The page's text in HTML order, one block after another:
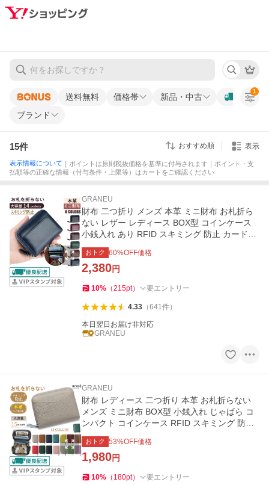
送料無料 価格帯
新品・中古
ブランド
1
15件 おすすめ順 表示
表示情報について ｜ポイントは原則税抜価格を基準に付与されます｜ポイント・支
払額等の正確な情報（付与条件・上限等）はカートをご確認ください
GRANEU
財布 二つ折り メンズ 本革 ミニ財布 お札折ら
ない レザー レディース BOX型 コインケース
小銭入れ あり RFID スキミング 防止 カードケ
ース
おトク 60%OFF価格
2,380円
10% （215pt） 要エントリー
4.33（641件）
本日翌日お届け非対応
GRANEU
GRANEU
財布 レディース 二つ折り 本革 お札折らない
メンズ ミニ財布 BOX型 小銭入れ じゃばら コ
ンパクト コインケース RFID スキミング 防止
革 レザー
おトク 53%OFF価格
1,980円
10% （ 180pt） 要エントリー